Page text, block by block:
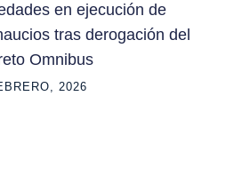
en ejecución de
tras derogación del
Omnibus
2026